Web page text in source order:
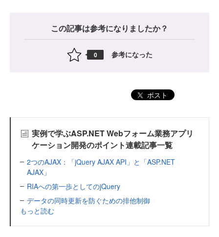
この記事は参考になりましたか？
0 参考になった
ポスト
実例で学ぶASP.NET Webフォーム業務アプリ
ケーション開発のポイント連載記事一覧
2つのAJAX：「jQuery AJAX API」と「ASP.NET
AJAX」
RIAへの第一歩としてのjQuery
データの同時更新を防ぐための排他制御
もっと読む